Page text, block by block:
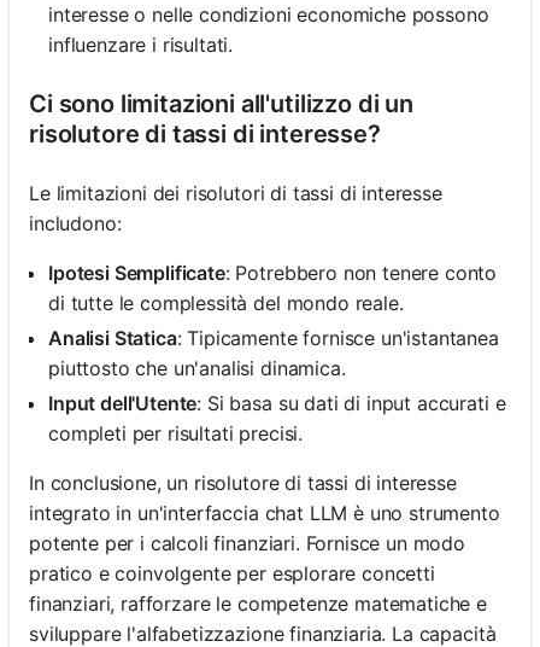
interesse o nelle condizioni economiche possono
influenzare i risultati.
Ci sono limitazioni all'utilizzo di un
risolutore di tassi di interesse?
Le limitazioni dei risolutori di tassi di interesse
includono:
Ipotesi Semplificate: Potrebbero non tenere conto
di tutte le complessità del mondo reale.
Analisi Statica: Tipicamente fornisce un'istantanea
piuttosto che un'analisi dinamica.
Input dell'Utente: Si basa su dati di input accurati e
completi per risultati precisi.
In conclusione, un risolutore di tassi di interesse
integrato in un'interfaccia chat LLM è uno strumento
potente per i calcoli finanziari. Fornisce un modo
pratico e coinvolgente per esplorare concetti
finanziari, rafforzare le competenze matematiche e
sviluppare l'alfabetizzazione finanziaria. La capacità